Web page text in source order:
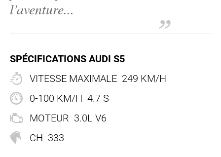
+44 203 8079 515
l'aventure...
SPÉCIFICATIONS AUDI S5
VITESSE MAXIMALE 249 KM/H
0-100 KM/H 4.7 S
MOTEUR 3.0L V6
CH 333